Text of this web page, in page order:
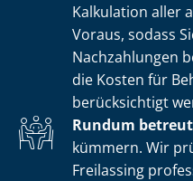
Kalkulation aller
Voraus, sodass
Nachzahlungen
die Kosten für
berücksichtigt
Rundum
kümmern. Wir
Freilassing